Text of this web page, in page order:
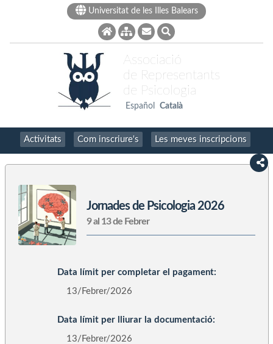
Universitat de les Illes Balears
Associació
de Representants
de Psicologia
Español Català
Activitats Com inscriure's Les meves inscripcions
Jornades de Psicologia 2026
9 al 13 de Febrer
Data límit per completar el pagament:
13/Febrer/2026
Data límit per lliurar la documentació:
13/Febrer/2026